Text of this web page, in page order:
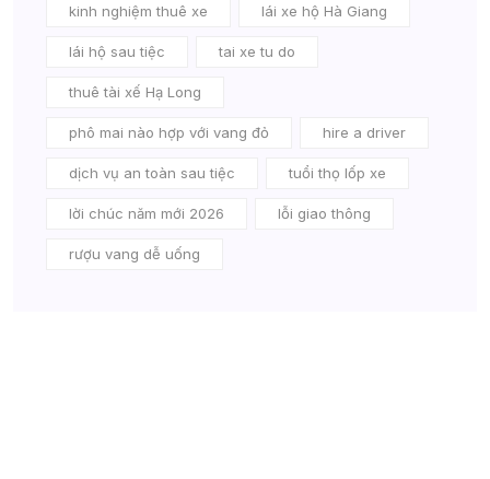
kinh nghiệm thuê xe lái xe hộ Hà Giang
lái hộ sau tiệc tai xe tu do
thuê tài xế Hạ Long
phô mai nào hợp với vang đỏ hire a driver
dịch vụ an toàn sau tiệc tuổi thọ lốp xe
lời chúc năm mới 2026 lỗi giao thông
rượu vang dễ uống